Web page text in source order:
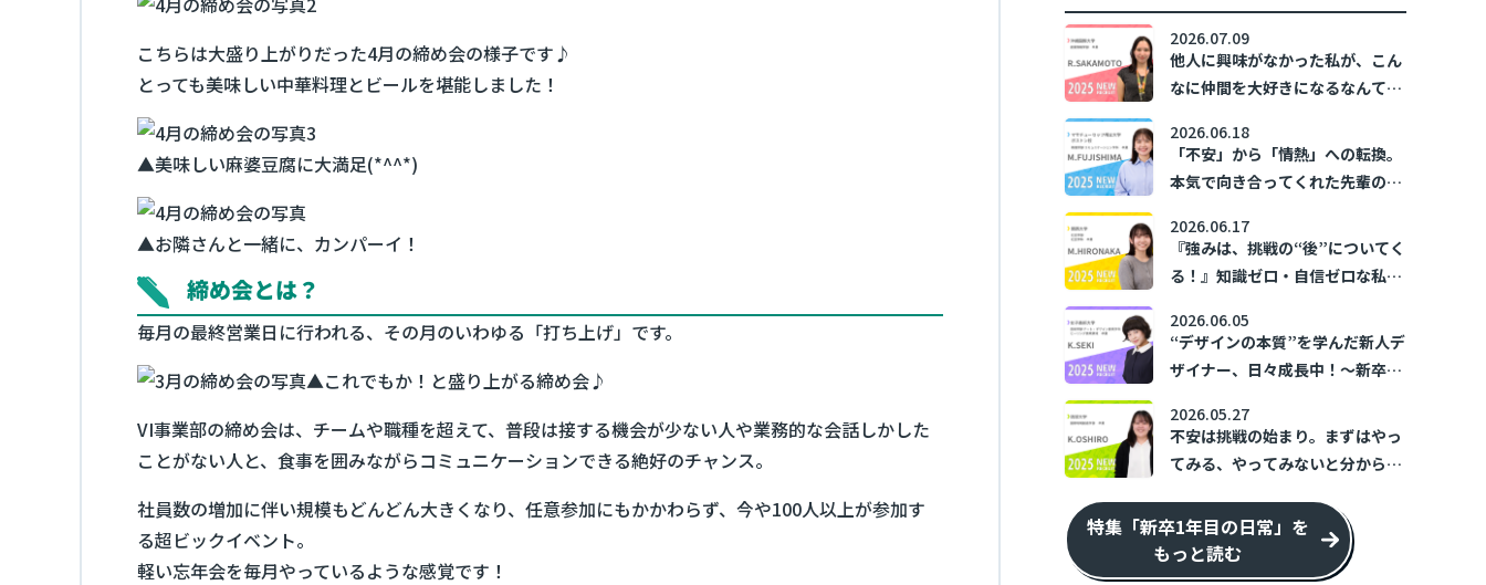
こちらは大盛り上がりだった4月の締め会の様子です♪
とっても美味しい中華料理とビールを堪能しました！
▲美味しい麻婆豆腐に大満足(*^^*)
▲お隣さんと一緒に、カンパーイ！
締め会とは？
毎月の最終営業日に行われる、その月のいわゆる「打ち上げ」です。
▲これでもか！と盛り上がる締め会♪
VI事業部の締め会は、チームや職種を超えて、普段は接する機会が少ない人や業務的な会話しかした
ことがない人と、食事を囲みながらコミュニケーションできる絶好のチャンス。
社員数の増加に伴い規模もどんどん大きくなり、任意参加にもかかわらず、今や100人以上が参加す
る超ビックイベント。
軽い忘年会を毎月やっているような感覚です！
他人に興味がなかった私が、こん
なに仲間を大好きになるなんて！
2026.07.09
「不安」から「情熱」への転換。
本気で向き合ってくれた先輩の存
加速させた。 ～新卒1年目の日常
～
2026.06.18
『強みは、挑戦の“後”についてく
る！』知識ゼロ・自信ゼロな私の
常～
2026.06.17
“デザインの本質”を学んだ新人デ
ザイナー、日々成長中！～新卒1
2026.06.05
不安は挑戦の始まり。まずはやっ
てみる、やってみないと分からな
2026.05.27
特集「新卒1年目の日常」を
もっと読む